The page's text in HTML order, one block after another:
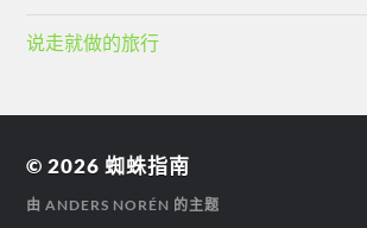
说走就做的旅行
© 2026蜘蛛指南
由ANDERS NORÉN 的主题